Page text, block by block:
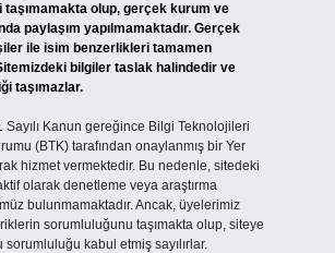
taşımamakta olup, gerçek kurum ve
paylaşım yapılmamaktadır. Gerçek
ile isim benzerlikleri tamamen
bilgiler taslak halindedir ve
taşımazlar.
Sayılı Kanun gereğince Bilgi Teknolojileri
(BTK) tarafından onaylanmış bir Yer
hizmet vermektedir. Bu nedenle, sitedeki
olarak denetleme veya araştırma
bulunmamaktadır. Ancak, üyelerimiz
sorumluluğunu taşımakta olup, siteye
kabul etmiş sayılırlar.